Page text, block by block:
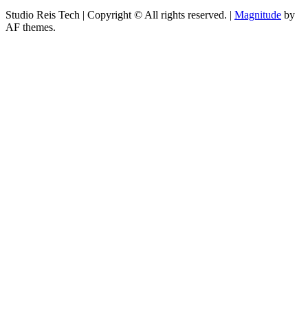
Studio Reis Tech | Copyright © All rights reserved. | Magnitude by
AF themes.